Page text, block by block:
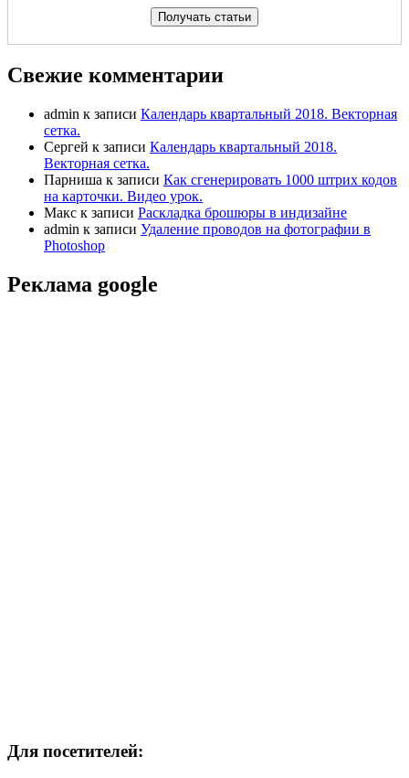
Свежие комментарии
admin к записи Календарь квартальный 2018. Векторная
сетка.
Сергей к записи Календарь квартальный 2018.
Векторная сетка.
Парниша к записи Как сгенерировать 1000 штрих кодов
на карточки. Видео урок.
Макс к записи Раскладка брошюры в индизайне
admin к записи Удаление проводов на фотографии в
Photoshop
Реклама google
Для посетителей: